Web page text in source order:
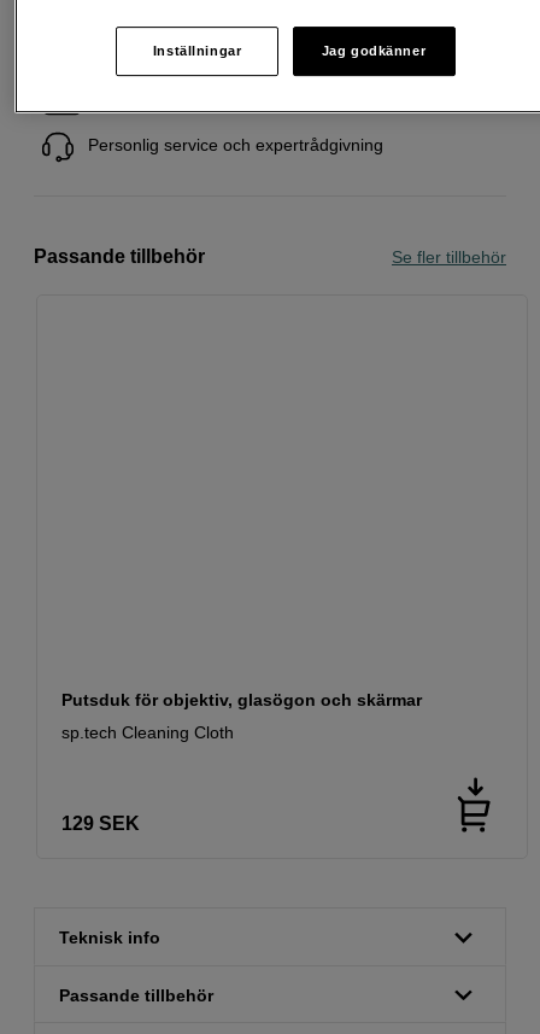
Fri frakt vid köp över 1 500 kronor
Personlig service och expertrådgivning
Passande tillbehör Se fler tillbehör
Putsduk för objektiv, glasögon och skärmar
sp.tech Cleaning Cloth
129 SEK
Teknisk info
Passande tillbehör
Inställningar Jag godkänner